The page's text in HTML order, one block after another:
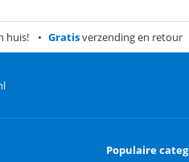
huis! Gratisverzending en retour
Populaire